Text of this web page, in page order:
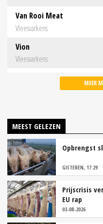
Van Rooi Meat
Vleesvarkens
Vion
Vleesvarkens
MEER
MEEST GELEZEN
Opbrengst
GISTEREN, 17:29
Prijscrisis
EU rap
03-08-2026